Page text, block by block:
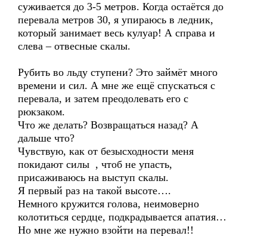
суживается до 3-5 метров. Когда остаётся до
перевала метров 30, я упираюсь в ледник,
который занимает весь кулуар! А справа и
слева – отвесные скалы.
Рубить во льду ступени? Это займёт много
времени и сил. А мне же ещё спускаться с
перевала, и затем преодолевать его с
рюкзаком.
Что же делать? Возвращаться назад? А
дальше что?
Чувствую, как от безысходности меня
покидают силы , чтоб не упасть,
присаживаюсь на выступ скалы.
Я первый раз на такой высоте….
Немного кружится голова, неимоверно
колотиться сердце, подкрадывается апатия…
Но мне же нужно взойти на перевал!!